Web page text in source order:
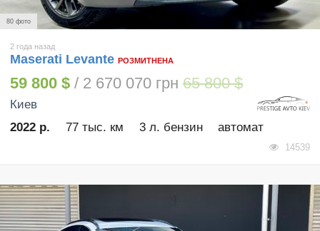
80 фото
2 года назад
Maserati Levante РОЗМИТНЕНА
59 800 $ / 2 670 070 грн 65 800 $
Киев
2022 р.
77 тыс. км 3 л. бензин автомат
14539